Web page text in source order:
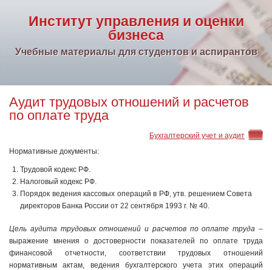
Институт управления и оценки
бизнеса
Учебные материалы для студентов и аспирантов
Аудит трудовых отношений и расчетов
по оплате труда
Бухгалтерский учет и аудит
Нормативные документы:
Трудовой кодекс РФ.
Налоговый кодекс РФ.
Порядок ведения кассовых операций в РФ, утв. решением Совета
директоров Банка России от 22 сентября 1993 г. № 40.
Цель аудита трудовых отношений и расчетов по оплате труда –
выражение мнения о достоверности показателей по оплате труда
финансовой отчетности, соответствии трудовых отношений
нормативным актам, ведения бухгалтерского учета этих операций